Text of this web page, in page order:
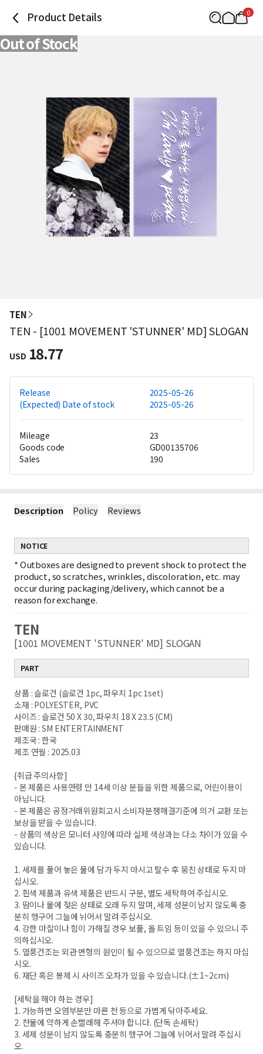
Product Details 0
Out of Stock
TEN
TEN - [1001 MOVEMENT 'STUNNER' MD] SLOGAN
USD 18.77
Release
2025-05-26
(Expected) Date of stock
2025-05-26
Mileage
23
Goods code
GD00135706
Sales
190
Description Policy Reviews
NOTICE
*Outboxes are designed to prevent shock to protect the
product, so scratches, wrinkles, discoloration, etc. may
occur during packaging/delivery, which cannot be a
reason for exchange.
TEN
[1001 MOVEMENT 'STUNNER' MD] SLOGAN
PART
상품 : 슬로건 (슬로건 1pc, 파우치 1pc 1set)
소재 : POLYESTER, PVC
사이즈 : 슬로건 50 X 30, 파우치 18 X 23.5 (CM)
판매원 : SM ENTERTAINMENT
제조국 : 한국
제조 연월 : 2025.03
{취급 주의사항]
- 본 제품은 사용연령 만 14세 이상 분들을 위한 제품으로, 어린이용이
아닙니다.
- 본 제품은 공정거래위원회고시 소비자분쟁해결기준에 의거 교환 또는
보상을 받을 수 있습니다.
- 상품의 색상은 모니터 사양에 따라 실제 색상과는 다소 차이가 있을 수
있습니다.
1. 세제를 풀어 놓은 물에 담가 두지 마시고 탈수 후 뭉친 상태로 두지 마
십시오.
2. 흰색 제품과 유색 제품은 반드시 구분, 별도 세탁하여 주십시오.
3. 땀이나 물에 젖은 상태로 오래 두지 말며, 세제 성분이 남지 않도록 충
분히 헹구어 그늘에 뉘어서 말려 주십시오.
4. 강한 마찰이나 힘이 가해질 경우 보풀, 올 트임 등이 있을 수 있으니 주
의하십시오.
5. 열풍건조는 외관 변형의 원인이 될 수 있으므로 열풍건조는 하지 마십
시오.
6. 재단 혹은 봉제 시 사이즈 오차가 있을 수 있습니다.(±1~2cm)
[세탁을 해야 하는 경우]
1. 가능하면 오염부분만 마른 천 등으로 가볍게 닦아주세요.
2. 찬물에 약하게 손빨래해 주셔야 합니다. (단독 손세탁)
3. 세제 성분이 남지 않도록 충분히 헹구어 그늘에 뉘어서 말려 주십시
오.